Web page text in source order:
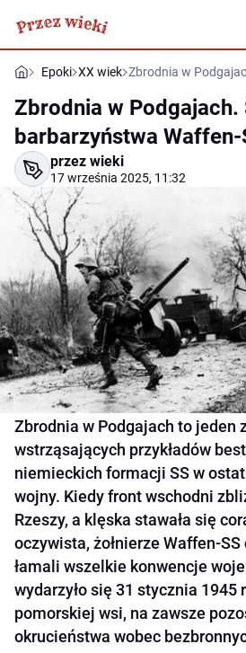
Epoki XX wiek Zbrodnia w
Zbrodnia w Podgajach.
barbarzyństwa Waffen-
przez wieki
17 września 2025, 11:32
Zbrodnia w Podgajach to jeden
wstrząsających przykładów
niemieckich formacji SS w
wojny. Kiedy front wschodni
Rzeszy, a klęska stawała się
oczywista, żołnierze Waffen-
łamali wszelkie konwencje
wydarzyło się 31 stycznia 1945
pomorskiej wsi, na zawsze
okrucieństwa wobec